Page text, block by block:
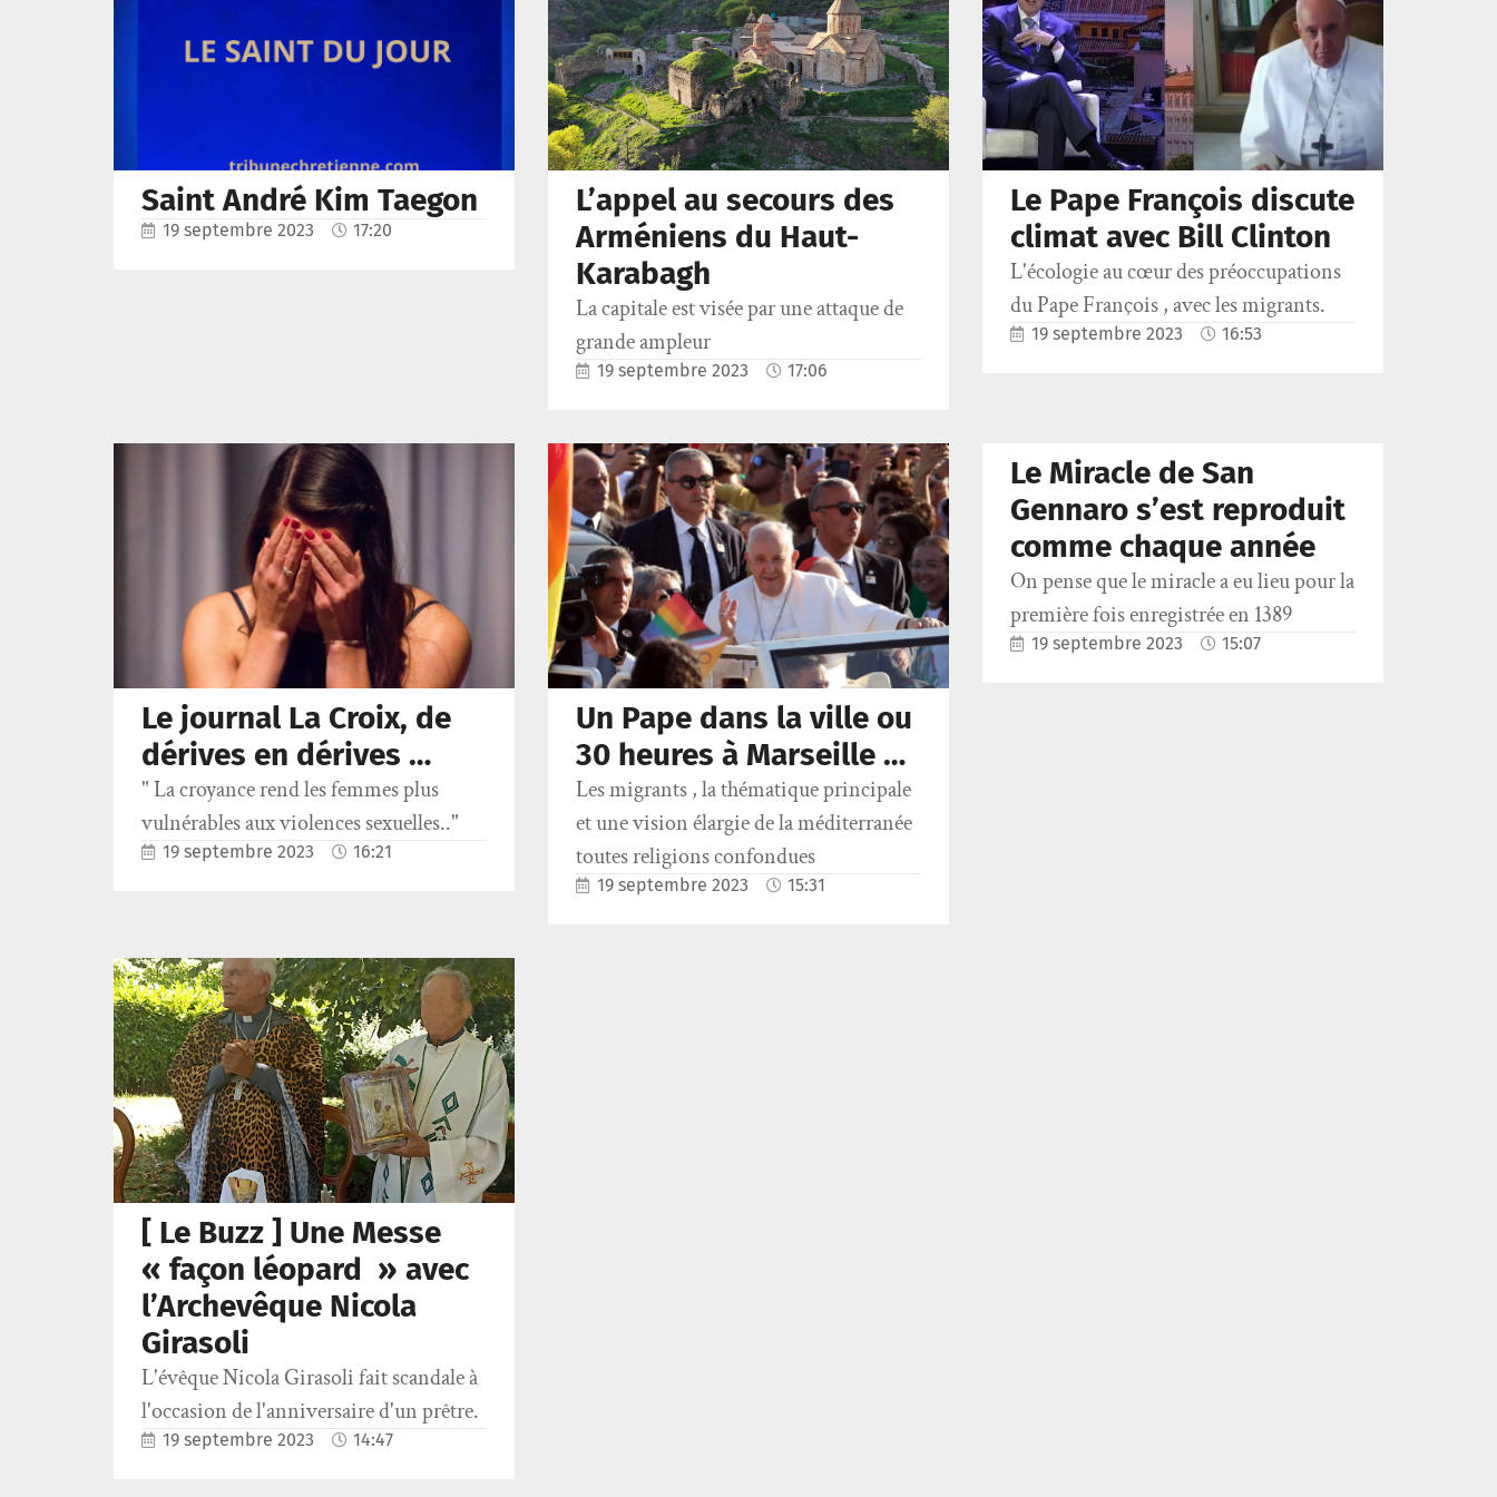
Saint André Kim Taegon
19 septembre 2023 17:20
L’appel au secours des
Arméniens du Haut-
Karabagh
La capitale est visée par une attaque de
grande ampleur
19 septembre 2023 17:06
Le Pape François discute
climat avec Bill Clinton
L'écologie au cœur des préoccupations
du Pape François , avec les migrants.
19 septembre 2023 16:53
Le journal La Croix, de
dérives en dérives …
" La croyance rend les femmes plus
vulnérables aux violences sexuelles.."
19 septembre 2023 16:21
Un Pape dans la ville ou
30 heures à Marseille …
Les migrants , la thématique principale
et une vision élargie de la méditerranée
toutes religions confondues
19 septembre 2023 15:31
Le Miracle de San
Gennaro s’est reproduit
comme chaque année
On pense que le miracle a eu lieu pour la
première fois enregistrée en 1389
19 septembre 2023 15:07
[ Le Buzz ] Une Messe
« façon léopard » avec
l’Archevêque Nicola
Girasoli
L'évêque Nicola Girasoli fait scandale à
l'occasion de l'anniversaire d'un prêtre.
19 septembre 2023 14:47